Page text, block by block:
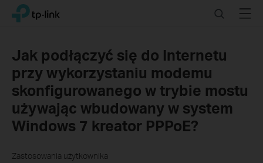
Click
navigation
TP-Link, Reliably Smart SearchMenu
Jak podłączyć się do Internetu
przy wykorzystaniu modemu
skonfigurowanego w trybie mostu
używając wbudowany w system
Windows 7 kreator PPPoE?
Zastosowania użytkownika